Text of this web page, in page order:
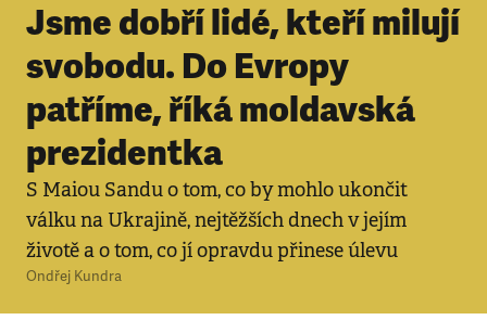
Jsme dobří lidé, kteří milují
svobodu. Do Evropy
patříme, říká moldavská
prezidentka
S Maiou Sandu o tom, co by mohlo ukončit
válku na Ukrajině, nejtěžších dnech v jejím
životě a o tom, co jí opravdu přinese úlevu
Ondřej Kundra